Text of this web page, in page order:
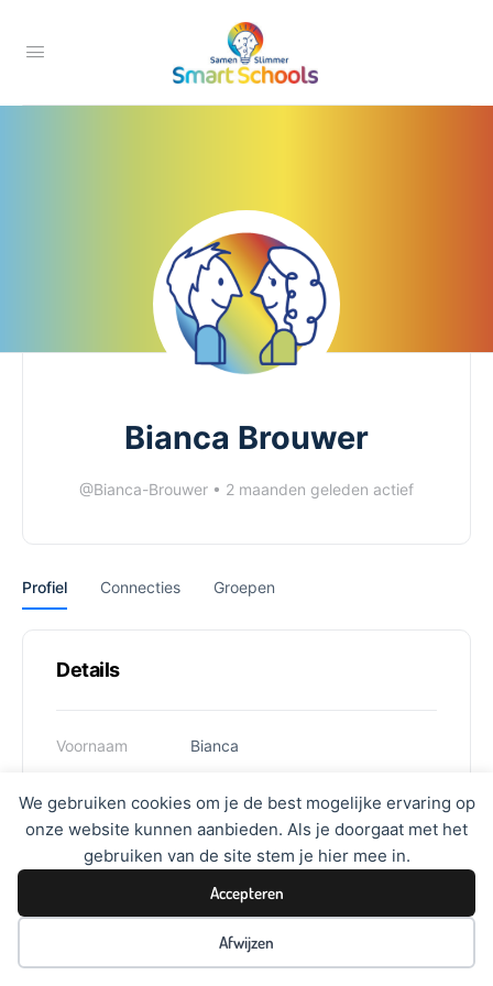
We gebruiken cookies om je de best mogelijke ervaring op
onze website kunnen aanbieden. Als je doorgaat met het
gebruiken van de site stem je hier mee in.
Accepteren
Afwijzen
Bianca Brouwer
@Bianca-Brouwer • 2 maanden geleden actief
Profiel Connecties Groepen
Details
Voornaam Bianca
Achternaam Brouwer
Gebruikersnaam brr